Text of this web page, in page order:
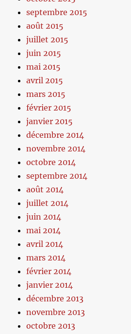
septembre 2015
août 2015
juillet 2015
juin 2015
mai 2015
avril 2015
mars 2015
février 2015
janvier 2015
décembre 2014
novembre 2014
octobre 2014
septembre 2014
août 2014
juillet 2014
juin 2014
mai 2014
avril 2014
mars 2014
février 2014
janvier 2014
décembre 2013
novembre 2013
octobre 2013